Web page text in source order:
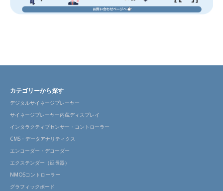
カテゴリーから探す
デジタルサイネージプレーヤー
サイネージプレーヤー内蔵ディスプレイ
インタラクティブセンサー・コントローラー
CMS・データアナリティクス
エンコーダー・デコーダー
エクステンダー（延長器）
NMOSコントローラー
グラフィックボード